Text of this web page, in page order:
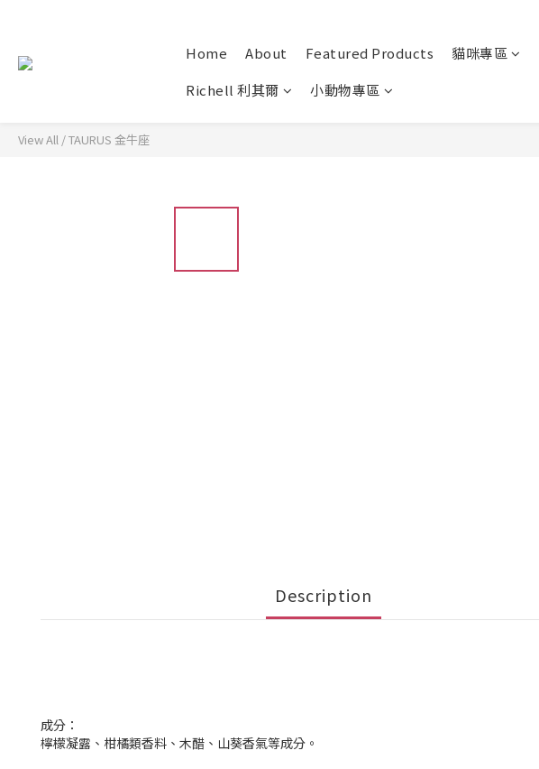
Home About Featured Products 貓咪專區
Richell 利其爾
小動物專區
View All /TAURUS 金牛座
Description
成分：
檸檬凝露、柑橘類香料、木醋、山葵香氣等成分。